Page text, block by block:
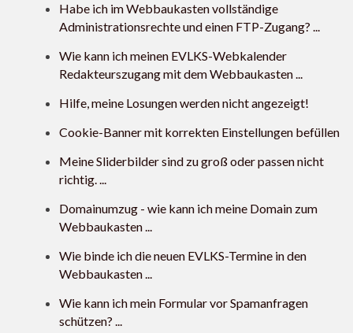
Habe ich im Webbaukasten vollständige
Administrationsrechte und einen FTP-Zugang? ...
Wie kann ich meinen EVLKS-Webkalender
Redakteurszugang mit dem Webbaukasten ...
Hilfe, meine Losungen werden nicht angezeigt!
Cookie-Banner mit korrekten Einstellungen befüllen
Meine Sliderbilder sind zu groß oder passen nicht
richtig. ...
Domainumzug - wie kann ich meine Domain zum
Webbaukasten ...
Wie binde ich die neuen EVLKS-Termine in den
Webbaukasten ...
Wie kann ich mein Formular vor Spamanfragen
schützen? ...